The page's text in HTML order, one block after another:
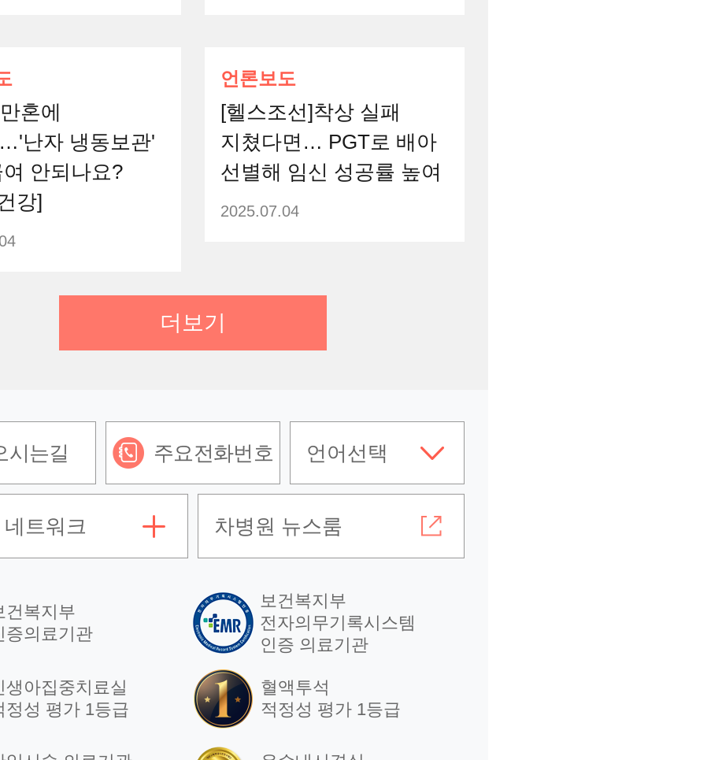
혼에
난자 냉동보관'
안되나요?
강]
언론보도
[헬스조선]착상 실패
지쳤다면… PGT로 배아
선별해 임신 성공률 높여
2025.07.04
언론보도
의료기관 평가
산차병원>
건강정보
결혼 전 냉동보관한
난자로 임신 성공
2023.02.07
더보기
시는길 주요전화번호 언어선택
트워크 차병원 뉴스룸
건복지부
증의료기관
보건복지부
전자의무기록시스템
인증 의료기관
생아집중치료실
정성 평가 1등급
혈액투석
적정성 평가 1등급